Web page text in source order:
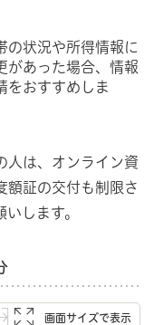
の状況や所得情報に
があった場合、情報
をおすすめしま
人は、オンライン資
額証の交付も制限さ
します。
画面サイズで表示